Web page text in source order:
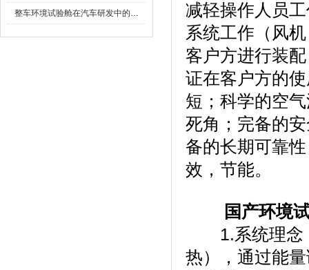
整车环境试验舱在汽车研发中的作用
减轻操作人员工作
系统工作（风机
客户方进行装配
证在客户方的使
短；科学的空
死角；完备
备的长期可靠性
效，节能。
国产环境
1.系统理念
热），通过